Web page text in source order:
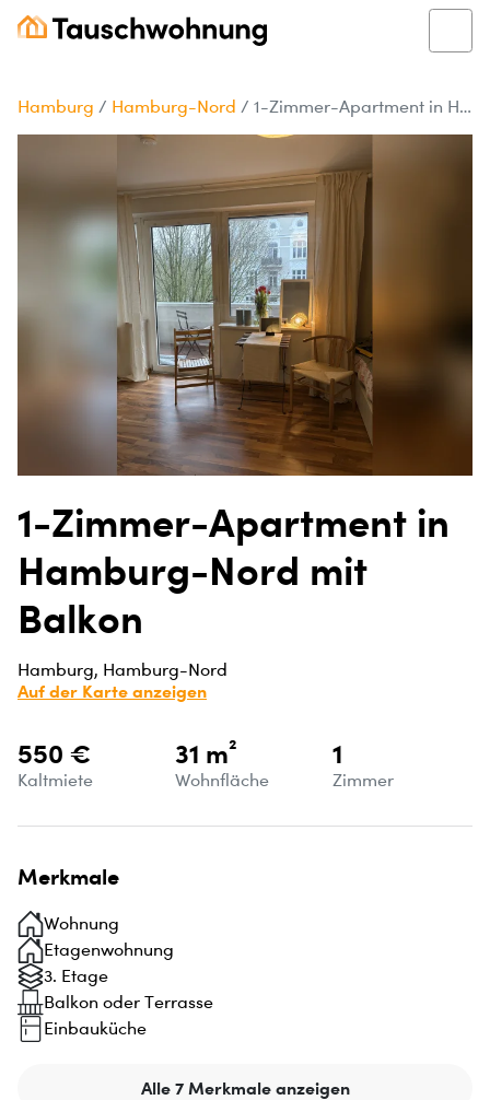
Hamburg / Hamburg-Nord / 1-Zimmer-Apartment in Hamburg-Nord mit Balkon
1-Zimmer-Apartment in
Hamburg-Nord mit
Balkon
Hamburg, Hamburg-Nord
Auf der Karte anzeigen
550 €
Kaltmiete
31 m²
Wohnfläche
1
Zimmer
Merkmale
Wohnung
Etagenwohnung
3. Etage
Balkon oder Terrasse
Einbauküche
Alle 7 Merkmale anzeigen